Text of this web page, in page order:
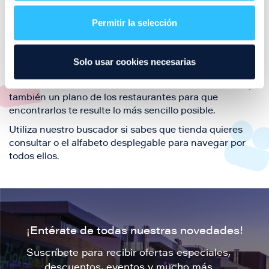
Permitir la selección
Solo usar cookies necesarias
también de nuestra oferta de ocio y shopping durante
tu visita.
El este directorio de restaurantes de Puerto Venecia
también un plano de los restaurantes para que
encontrarlos te resulte lo más sencillo posible.
Utiliza nuestro buscador si sabes que tienda quieres
consultar o el alfabeto desplegable para navegar por
todos ellos.
¡Entérate de todas nuestras novedades!
Suscríbete para recibir ofertas especiales,